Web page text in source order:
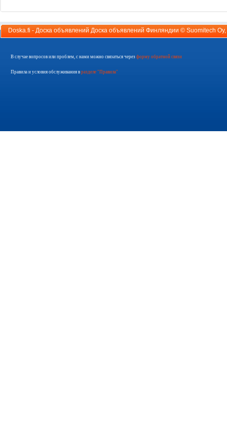
Doska.fi - Доска объявлений Доска объявлений Финляндии © Suomitech Oy
В случае вопросов или проблем, с нами можно связаться через форму обратной связи
Правила и условия обслуживания в разделе "Правила"